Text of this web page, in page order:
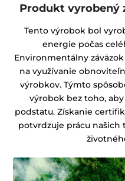
Produkt vyrobený
Tento výrobok bol
energie počas
Environmentálny
na využívanie
výrobkov. Týmto
výrobok bez toho,
podstatu. Získanie
potvrdzuje prácu našich